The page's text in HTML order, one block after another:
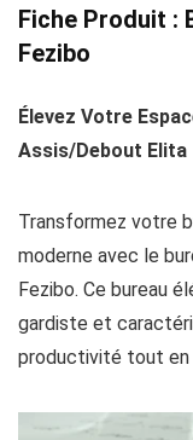
Fiche Produit :
Fezibo
Élevez Votre
Assis/Debout Elita
Transformez votre
moderne avec le
Fezibo. Ce bureau
gardiste et
productivité tout